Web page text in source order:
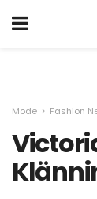
Mode Fashion